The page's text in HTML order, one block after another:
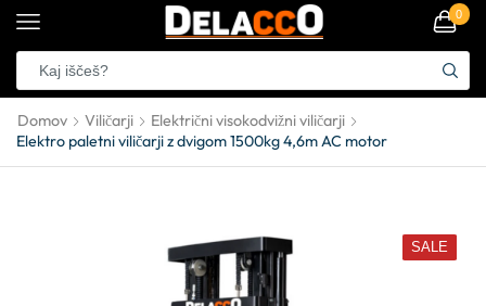
0
Domov Viličarji
Električni visokodvižni viličarji
Elektro paletni viličarji z dvigom 1500kg 4,6m AC motor
SALE